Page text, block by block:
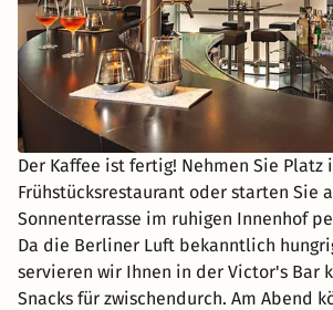
Der Kaffee ist fertig! Nehmen Sie Platz
Frühstücksrestaurant oder starten Sie
Sonnenterrasse im ruhigen Innenhof
Da die Berliner Luft bekanntlich
servieren wir Ihnen in der Victor's Bar
Snacks für zwischendurch. Am Abend